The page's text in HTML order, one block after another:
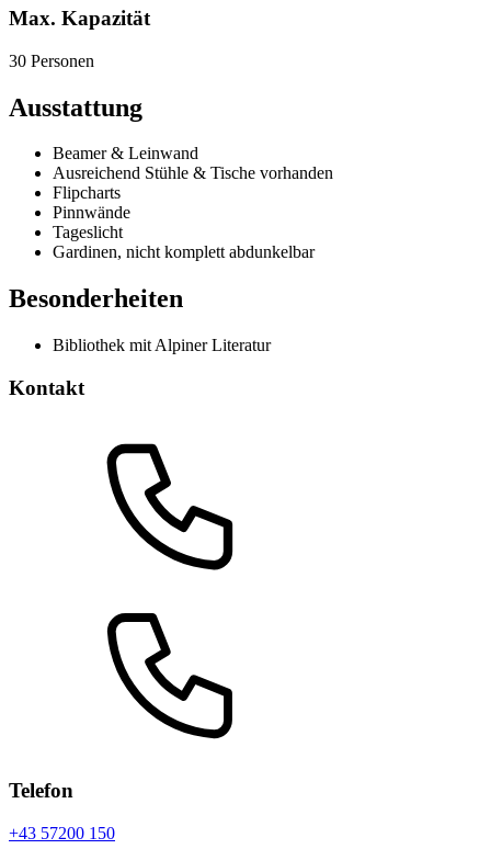
Max. Kapazität
30 Personen
Ausstattung
Beamer & Leinwand
Ausreichend Stühle & Tische vorhanden
Flipcharts
Pinnwände
Tageslicht
Gardinen, nicht komplett abdunkelbar
Besonderheiten
Bibliothek mit Alpiner Literatur
Kontakt
Telefon
+43 57200 150